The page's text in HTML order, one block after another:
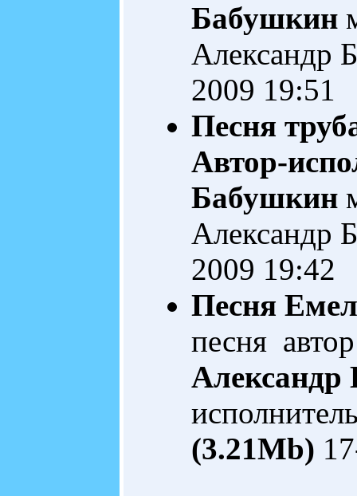
Бабушкин
Александр
2009 19:51
Песня
Автор-
Бабушкин
Александр
2009 19:42
Песня
песня
(3.21Mb)